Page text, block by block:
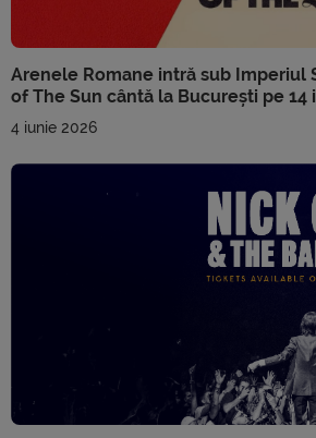
Arenele Romane intră sub Imperiul
of The Sun cântă la București pe 14
4 iunie 2026